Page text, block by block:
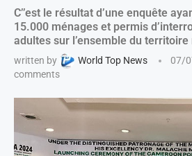
C’’est le résultat d’une enquête
15.000 ménages et permis
adultes sur l’ensemble du
written by World Top News 07/
comments